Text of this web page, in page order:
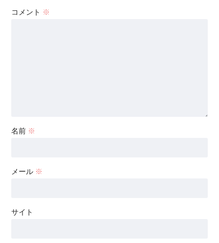
コメント ※
名前 ※
メール ※
サイト